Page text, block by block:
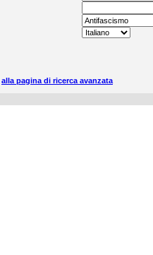
alla pagina di ricerca avanzata